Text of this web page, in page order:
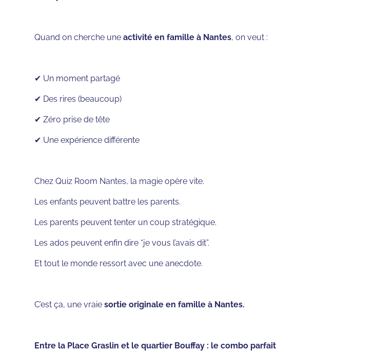
Quand on cherche une activité en famille à Nantes, on veut :
✔ Un moment partagé
✔ Des rires (beaucoup)
✔ Zéro prise de tête
✔ Une expérience différente
Chez Quiz Room Nantes, la magie opère vite.
Les enfants peuvent battre les parents.
Les parents peuvent tenter un coup stratégique.
Les ados peuvent enfin dire “je vous l’avais dit”.
Et tout le monde ressort avec une anecdote.
C’est ça, une vraie sortie originale en famille à Nantes.
Entre la Place Graslin et le quartier Bouffay : le combo parfait